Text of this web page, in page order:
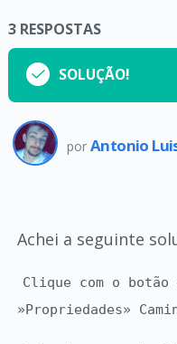
3 RESPOSTAS
SOLUÇÃO!
por Antonio
Achei a seguinte
Clique com o
»Propriedades»